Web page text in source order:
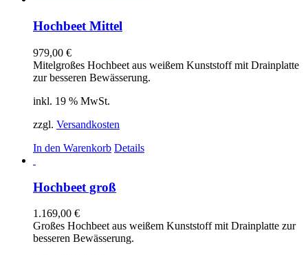
Hochbeet Mittel
979,00 €
Mitelgroßes Hochbeet aus weißem Kunststoff mit Drainplatte
zur besseren Bewässerung.
inkl. 19 % MwSt.
zzgl. Versandkosten
In den Warenkorb Details
Hochbeet groß
1.169,00 €
Großes Hochbeet aus weißem Kunststoff mit Drainplatte zur
besseren Bewässerung.